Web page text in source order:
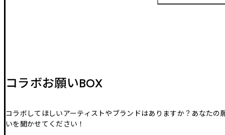
コラボお願いBOX
コラボしてほしいアーティストやブランドはありますか？あなたの
いを聞かせてください！